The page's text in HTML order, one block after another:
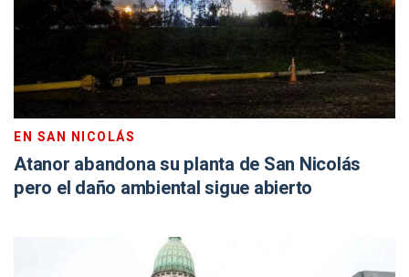
EN SAN NICOLÁS
Atanor abandona su planta de San Nicolás
pero el daño ambiental sigue abierto